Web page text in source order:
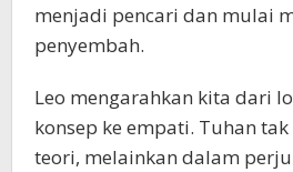
menjadi pencari dan mulai
penyembah.
Leo mengarahkan kita dari
konsep ke empati. Tuhan
teori, melainkan dalam